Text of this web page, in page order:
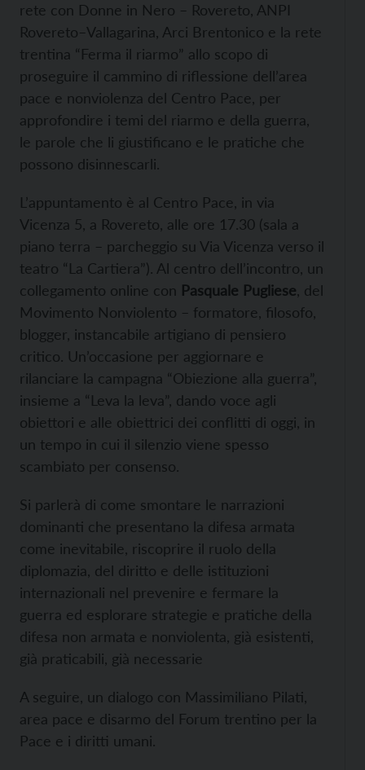
rete con Donne in Nero – Rovereto, ANPI
Rovereto–Vallagarina, Arci Brentonico e la rete
trentina “Ferma il riarmo” allo scopo di
proseguire il cammino di riflessione dell’area
pace e nonviolenza del Centro Pace, per
approfondire i temi del riarmo e della guerra,
le parole che li giustificano e le pratiche che
possono disinnescarli.
L’appuntamento è al Centro Pace, in via
Vicenza 5, a Rovereto, alle ore 17.30 (sala a
piano terra – parcheggio su Via Vicenza verso il
teatro “La Cartiera”). Al centro dell’incontro, un
collegamento online con Pasquale Pugliese , del
Movimento Nonviolento – formatore, filosofo,
blogger, instancabile artigiano di pensiero
critico. Un’occasione per aggiornare e
rilanciare la campagna “Obiezione alla guerra”,
insieme a “Leva la leva”, dando voce agli
obiettori e alle obiettrici dei conflitti di oggi, in
un tempo in cui il silenzio viene spesso
scambiato per consenso.
Si parlerà di come smontare le narrazioni
dominanti che presentano la difesa armata
come inevitabile, riscoprire il ruolo della
diplomazia, del diritto e delle istituzioni
internazionali nel prevenire e fermare la
guerra ed esplorare strategie e pratiche della
difesa non armata e nonviolenta, già esistenti,
già praticabili, già necessarie
A seguire, un dialogo con Massimiliano Pilati,
area pace e disarmo del Forum trentino per la
Pace e i diritti umani.